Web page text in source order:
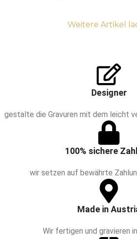
Weitere Artikel
Designer
gestalte die Gravuren mit dem leicht
100% sichere
wir setzen auf bewährte
Made in
Wir fertigen und gravieren